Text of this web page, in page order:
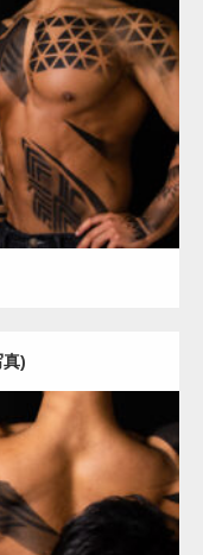
人 TOSHI(大胸筋)
腹筋
)
人 TOSHI(大胸筋)